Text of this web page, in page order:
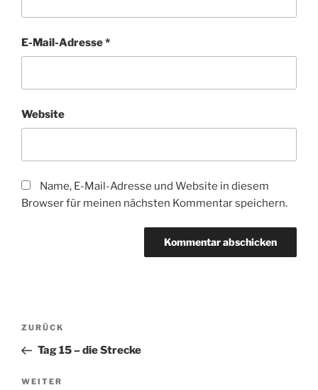
E-Mail-Adresse*
Website
Name, E-Mail-Adresse und Website in diesem
Browser für meinen nächsten Kommentar speichern.
Beitragsnavigation
Vorheriger
Beitrag
ZURÜCK
Tag 15 – die Strecke
Nächster
WEITER